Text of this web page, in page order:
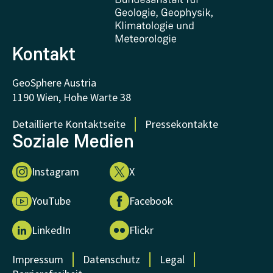
FAQ - Häufig gestellte Fragen
Forschung unterstützen
Kontakt
GeoSphere Austria
1190 Wien, Hohe Warte 38
Detaillierte Kontaktseite
Pressekontakte
Soziale Medien
Instagram X
YouTube Facebook
LinkedIn Flickr
Impressum Datenschutz
Legal